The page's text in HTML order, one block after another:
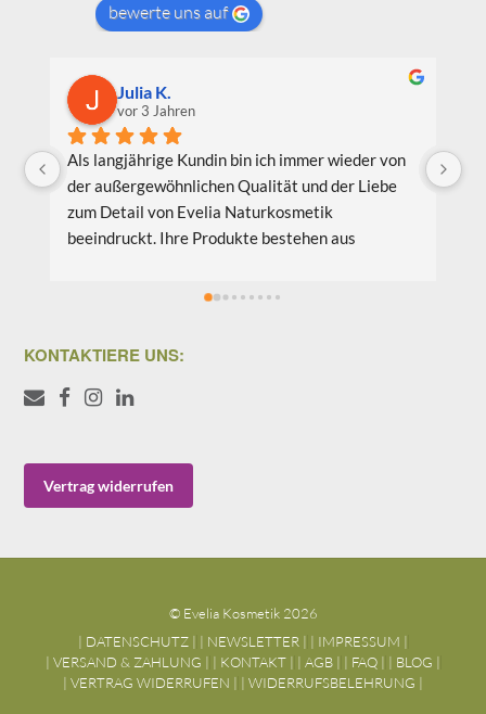
bewerte uns auf
wieder von
der Liebe
schätze
ich Evelia
Ich bin durch einen Empfehlung im
Bekanntenkreis auf die Produkte von Evelia
aufmerksam geworden und habe schon einige
Produkte ausprobiert und bin begeistert. Alles
Liebe zu den Produkten wird von den
Conditioner, der Lippenbutter und vielen
euren tollen Produkten. Glg Iris
KONTAKTIERE UNS:
Vertrag widerrufen
© Evelia Kosmetik 2026
| DATENSCHUTZ | | NEWSLETTER | | IMPRESSUM |
| VERSAND & ZAHLUNG | | KONTAKT | | AGB | | FAQ | | BLOG |
| VERTRAG WIDERRUFEN | | WIDERRUFSBELEHRUNG |